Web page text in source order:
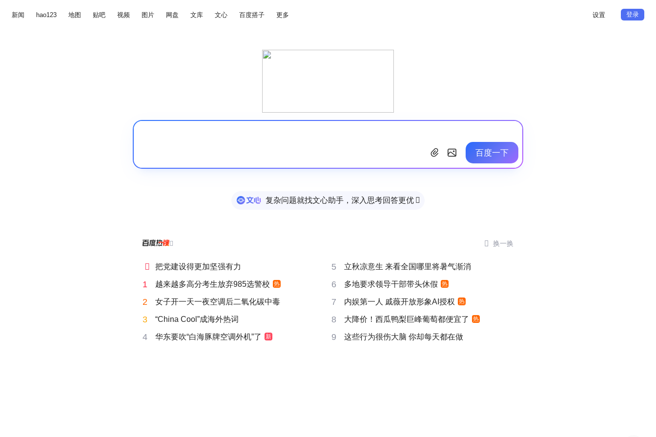
新闻 hao123 地图 贴吧 视频 图片 网盘 文库 文心 百度搭子 更多 设置 登录
百度一下
复杂问题就找文心助手，深入思考回答更优 
  换一换
 把党建设得更加坚强有力 5 立秋凉意生 来看全国哪里将暑气渐消
1 越来越多高分考生放弃985选警校 热 6 多地要求领导干部带头休假 热
2 女子开一天一夜空调后二氧化碳中毒 7 内娱第一人 戚薇开放形象AI授权 热
3 “China Cool”成海外热词 8 大降价！西瓜鸭梨巨峰葡萄都便宜了 热
4 华东要吹“白海豚牌空调外机”了 新 9 这些行为很伤大脑 你却每天都在做